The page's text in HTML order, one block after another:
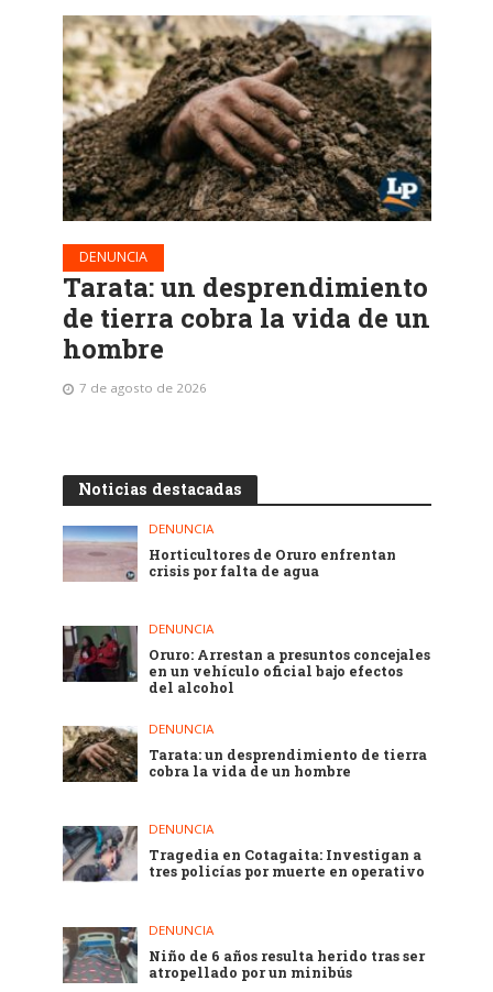
DENUNCIA
Tarata: un desprendimiento
de tierra cobra la vida de un
hombre
7 de agosto de 2026
Noticias destacadas
DENUNCIA
Horticultores de Oruro enfrentan
crisis por falta de agua
DENUNCIA
Oruro: Arrestan a presuntos concejales
en un vehículo oficial bajo efectos
del alcohol
DENUNCIA
Tarata: un desprendimiento de tierra
cobra la vida de un hombre
DENUNCIA
Tragedia en Cotagaita: Investigan a
tres policías por muerte en operativo
DENUNCIA
Niño de 6 años resulta herido tras ser
atropellado por un minibús